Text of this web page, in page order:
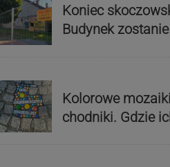
Koniec
Budynek
Kolorowe
chodniki. Gdzie